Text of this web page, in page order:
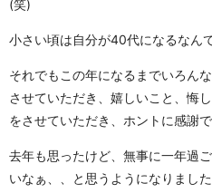
(笑)
小さい頃は自分が40代になるなん
それでもこの年になるまでいろん
させていただき、嬉しいこと、悔
をさせていただき、ホントに感謝で
去年も思ったけど、無事に一年過
いなぁ、、と思うようになりました